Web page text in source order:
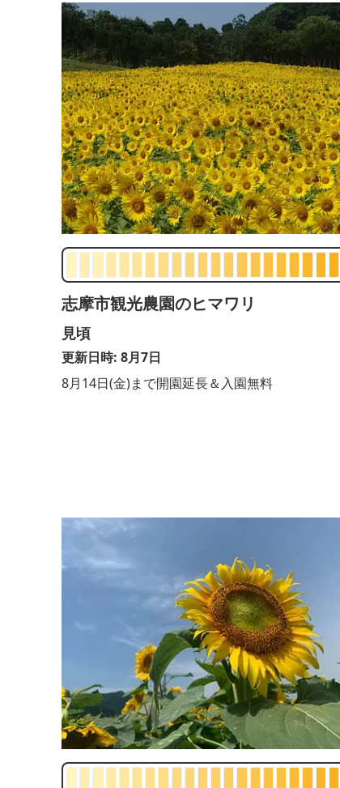
志摩市観光農園のヒマワリ
見頃
更新日時: 8月7日
8月14日(金)まで開園延長＆入園無料